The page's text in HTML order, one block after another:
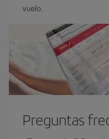
vuelo.
Preguntas